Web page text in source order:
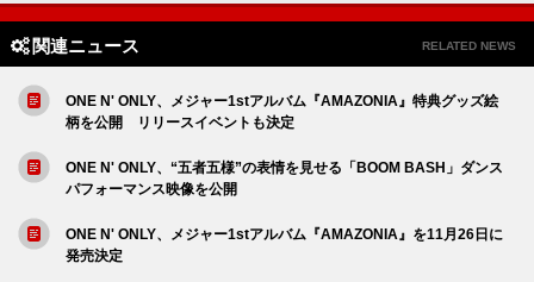
関連ニュース RELATED NEWS
ONE N' ONLY、メジャー1stアルバム『AMAZONIA』特典グッズ絵
柄を公開 リリースイベントも決定
ONE N' ONLY、“五者五様”の表情を見せる「BOOM BASH」ダンス
パフォーマンス映像を公開
ONE N' ONLY、メジャー1stアルバム『AMAZONIA』を11月26日に
発売決定